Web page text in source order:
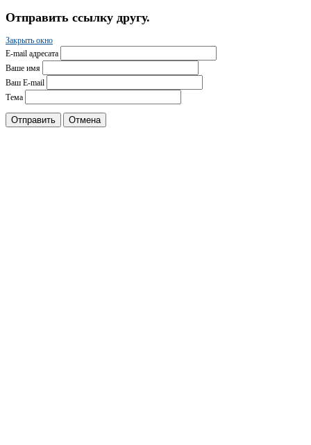
Отправить ссылку другу.
Закрыть окно
E-mail адресата
Ваше имя
Ваш E-mail
Тема
Отправить Отмена